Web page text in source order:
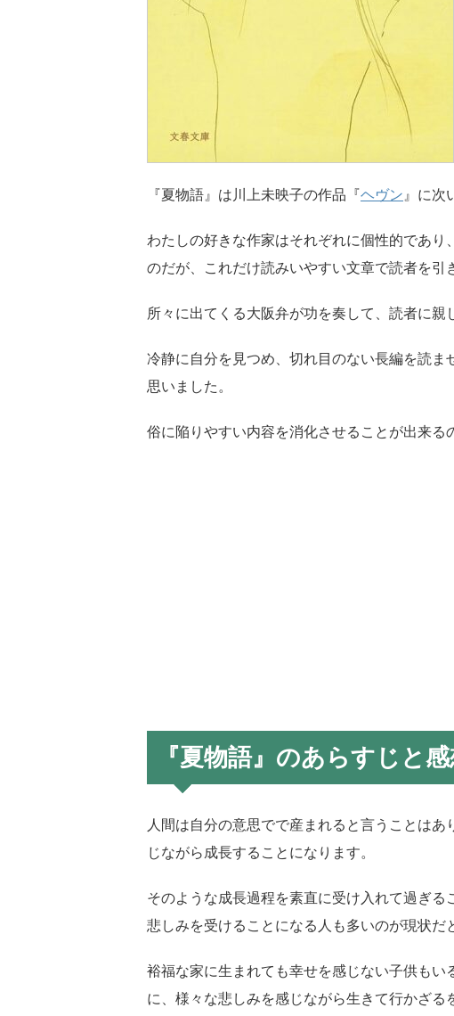
『夏物語』は川上未映子の作品『ヘヴン』に次
わたしの好きな作家はそれぞれに個性的であ
のだが、これだけ読みいやすい文章で読者を引
所々に出てくる大阪弁が功を奏して、読者に親
冷静に自分を見つめ、切れ目のない長編を読
思いました。
俗に陥りやすい内容を消化させることが出来る
『夏物語』のあらすじと
人間は自分の意思でで産まれると言うことは
じながら成長することになります。
そのような成長過程を素直に受け入れて過ぎ
悲しみを受けることになる人も多いのが現状だ
裕福な家に生まれても幸せを感じない子供も
に、様々な悲しみを感じながら生きて行かざる